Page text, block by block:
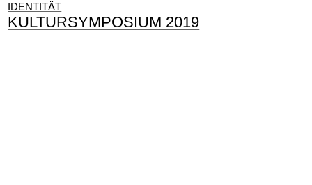
IDENTITÄT
KULTURSYMPOSIUM 2019